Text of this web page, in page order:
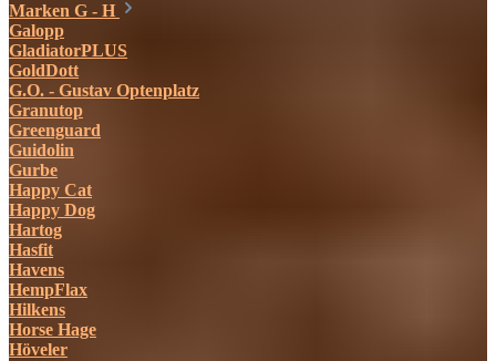
Marken G - H
Galopp
GladiatorPLUS
GoldDott
G.O. - Gustav Optenplatz
Granutop
Greenguard
Guidolin
Gurbe
Happy Cat
Happy Dog
Hartog
Hasfit
Havens
HempFlax
Hilkens
Horse Hage
Höveler